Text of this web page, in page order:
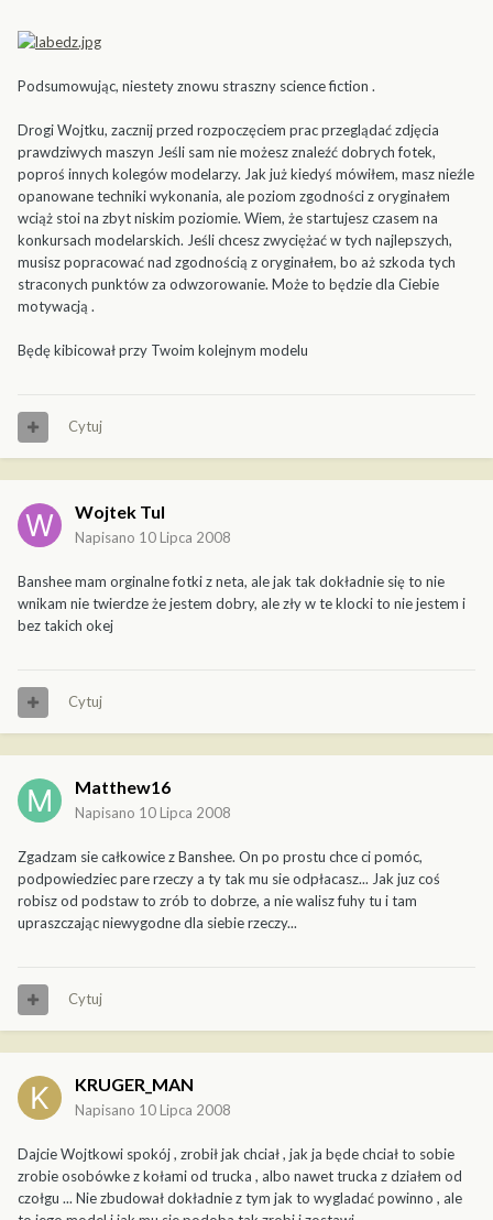
Podsumowując, niestety znowu straszny science fiction .
Drogi Wojtku, zacznij przed rozpoczęciem prac przeglądać zdjęcia
prawdziwych maszyn Jeśli sam nie możesz znaleźć dobrych fotek,
poproś innych kolegów modelarzy. Jak już kiedyś mówiłem, masz nieźle
opanowane techniki wykonania, ale poziom zgodności z oryginałem
wciąż stoi na zbyt niskim poziomie. Wiem, że startujesz czasem na
konkursach modelarskich. Jeśli chcesz zwyciężać w tych najlepszych,
musisz popracować nad zgodnością z oryginałem, bo aż szkoda tych
straconych punktów za odwzorowanie. Może to będzie dla Ciebie
motywacją .
Będę kibicował przy Twoim kolejnym modelu
Cytuj
Wojtek Tul
Napisano 10 Lipca 2008
Banshee mam orginalne fotki z neta, ale jak tak dokładnie się to nie
wnikam nie twierdze że jestem dobry, ale zły w te klocki to nie jestem i
bez takich okej
Cytuj
Matthew16
Napisano 10 Lipca 2008
Zgadzam sie całkowice z Banshee. On po prostu chce ci pomóc,
podpowiedziec pare rzeczy a ty tak mu sie odpłacasz... Jak juz coś
robisz od podstaw to zrób to dobrze, a nie walisz fuhy tu i tam
upraszczając niewygodne dla siebie rzeczy...
Cytuj
KRUGER_MAN
Napisano 10 Lipca 2008
Dajcie Wojtkowi spokój , zrobił jak chciał , jak ja będe chciał to sobie
zrobie osobówke z kołami od trucka , albo nawet trucka z działem od
czołgu ... Nie zbudował dokładnie z tym jak to wygladać powinno , ale